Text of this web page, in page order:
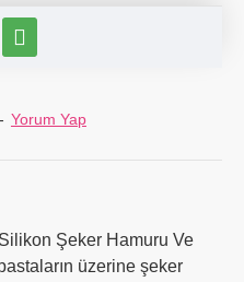
- Yorum Yap
Şeker Hamuru Ve
pastaların üzerine şeker